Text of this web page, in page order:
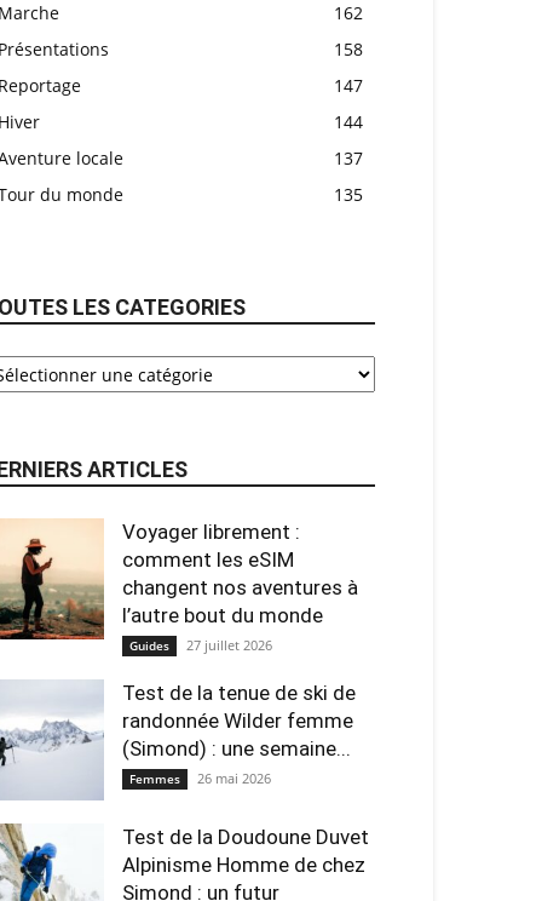
162
158
147
144
locale
137
du monde
135
LES CATEGORIES
ARTICLES
Voyager librement :
comment les eSIM
changent nos aventures à
l’autre bout du monde
Guides 27 juillet 2026
Test de la tenue de ski de
randonnée Wilder femme
(Simond) : une semaine...
Femmes 26 mai 2026
Test de la Doudoune Duvet
Alpinisme Homme de chez
Simond : un futur